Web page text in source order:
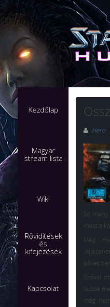
Kezdőlap
Magyar
stream lista
Wiki
Rövidítések
és
kifejezések
Kapcsolat
Hero
So
most a
Még
Szóval
még